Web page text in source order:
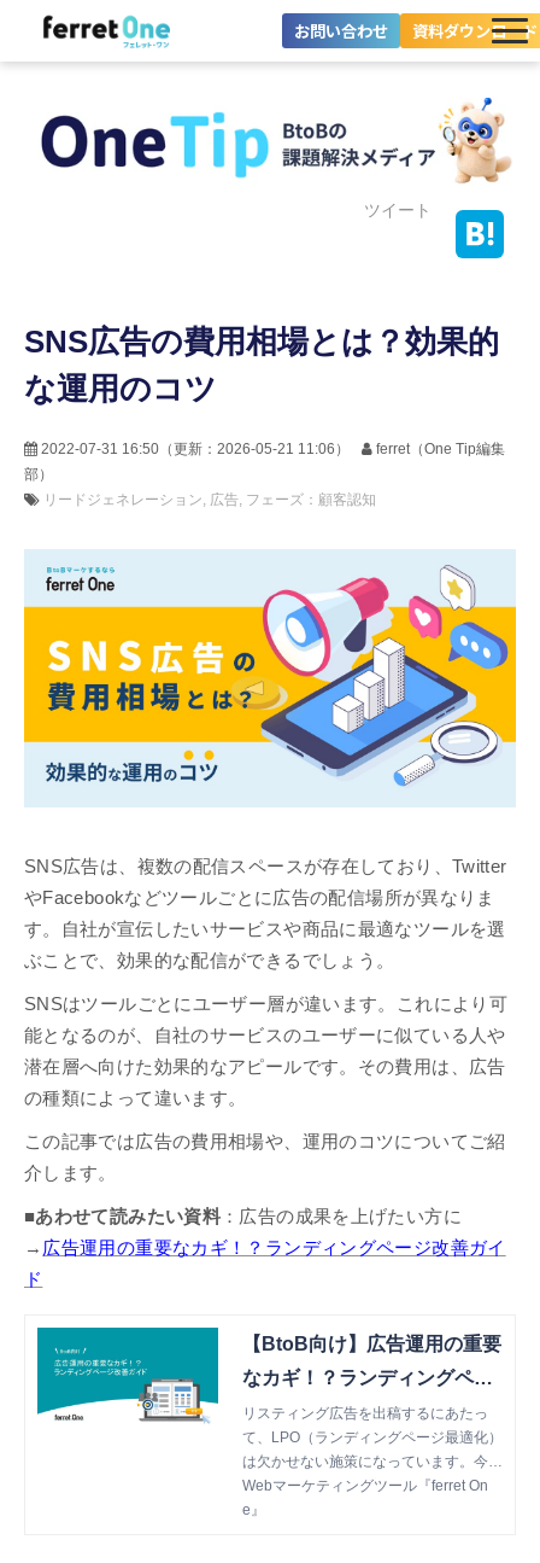
お問い合わせ 資料ダウンロード
ツール・機能一覧
料金プラン
ツイート
SNS広告の費用相場とは？効果的
な運用のコツ
2022-07-31 16:50 （更新： 2026-05-21 11:06 ）
ferret（One Tip編集
部）
リードジェネレーション 広告 フェーズ：顧客認知
SNS広告は、複数の配信スペースが存在しており、Twitter
やFacebookなどツールごとに広告の配信場所が異なりま
す。自社が宣伝したいサービスや商品に最適なツールを選
ぶことで、効果的な配信ができるでしょう。
SNSはツールごとにユーザー層が違います。これにより可
能となるのが、自社のサービスのユーザーに似ている人や
潜在層へ向けた効果的なアピールです。その費用は、広告
の種類によって違います。
この記事では広告の費用相場や、運用のコツについてご紹
介します。
■あわせて読みたい資料 ：広告の成果を上げたい方に
→ 広告運用の重要なカギ！？ランディングページ改善ガイ
ド
【BtoB向け】広告運用の重要
なカギ！？ランディングペー
ジ改善ガイド
リスティング広告を出稿するにあたっ
て、LPO（ランディングページ最適化）
は欠かせない施策になっています。今回
ご紹介する資料は、ランディングページ
を作成・改善するにあたって必要な基本
Webマーケティングツール『ferret On
e』